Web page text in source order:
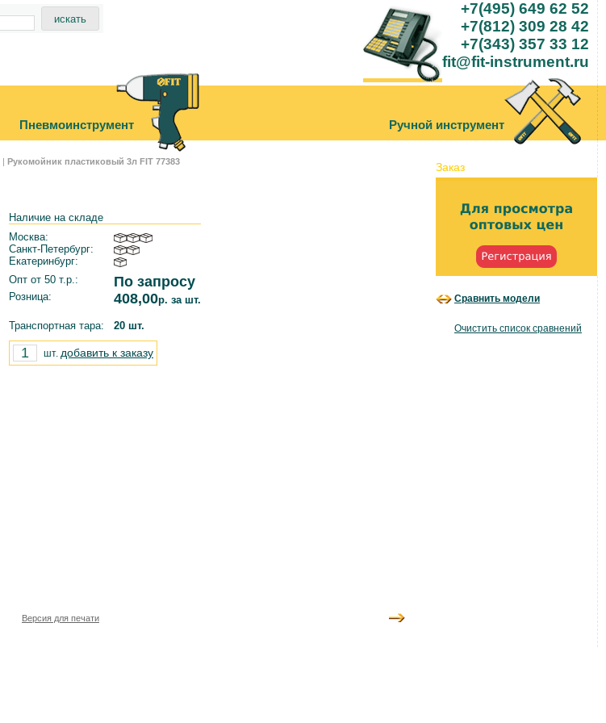
+7(495) 649 62 52
+7(812) 309 28 42
+7(343) 357 33 12
fit@fit-instrument.ru
Пневмоинструмент Ручной инструмент
| Рукомойник пластиковый 3л FIT 77383 Заказ
Наличие на складе
Москва:
Санкт-Петербург:
Екатеринбург:
Опт от 50 т.р.:
По запросу
Розница: 408,00р. за шт.
Транспортная тара: 20 шт.
шт. добавить к заказу
Версия для печати
Сравнить модели
Очистить список сравнений